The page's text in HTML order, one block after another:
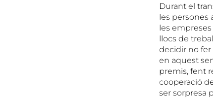
Durant el
les persones
les
llocs de
decidir no fer
en aquest
premis, fent
cooperació
ser sorpresa